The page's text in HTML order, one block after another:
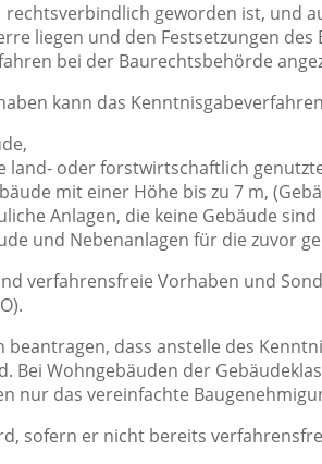
rechtsverbindlich geworden ist, und
liegen und den Festsetzungen
bei der Baurechtsbehörde
kann das
land- oder forstwirtschaftlich
mit einer Höhe bis zu 7 m,
Anlagen, die keine Gebäude sind
und Nebenanlagen für die zuvor
verfahrensfreie Vorhaben und
beantragen, dass anstelle des
Bei Wohngebäuden der
nur das vereinfachte
sofern er nicht bereits